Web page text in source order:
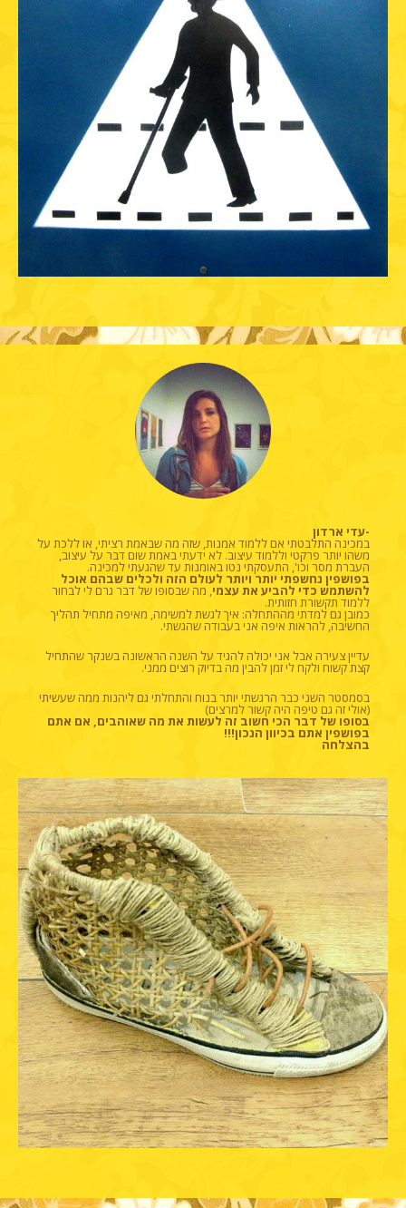
-עדי ארדון
במכינה התלבטתי אם ללמוד אמנות, שזה מה שבאמת רציתי, או ללכת על
משהו יותר פרקטי וללמוד עיצוב. לא ידעתי באמת שום דבר על עיצוב,
העברת מסר וכו', התעסקתי נטו באומנות עד שהגעתי למכינה.
בפושפין נחשפתי יותר ויותר לעולם הזה ולכלים שבהם אוכל
להשתמש כדי להביע את עצמי, מה שבסופו של דבר גרם לי לבחור
ללמוד תקשורת חזותית.
כמובן גם למדתי מההתחלה: איך לגשת למשימה, מאיפה מתחיל תהליך
החשיבה, להראות איפה אני בעבודה שהגשתי.
עדיין צעירה אבל אני יכולה להגיד על השנה הראשונה בשנקר שהתחיל
קצת קשוח ולקח לי זמן להבין מה בדיוק רוצים ממני.
בסמסטר השני כבר הרגשתי יותר בנוח והתחלתי גם ליהנות ממה שעשיתי
(אולי זה גם טיפה היה קשור למרצים)
בסופו של דבר הכי חשוב זה לעשות את מה שאוהבים, אם אתם
בפושפין אתם בכיוון הנכון!!!
בהצלחה